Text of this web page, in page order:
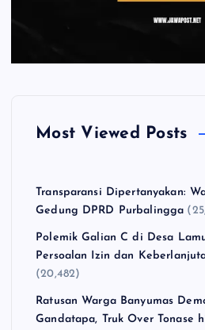
Most Viewed Posts
Transparansi Dipertanyakan:
Gedung DPRD Purbalingga
Polemik Galian C di Desa
Persoalan Izin dan
(20,482)
Ratusan Warga Banyumas
Gandatapa, Truk Over Tonase